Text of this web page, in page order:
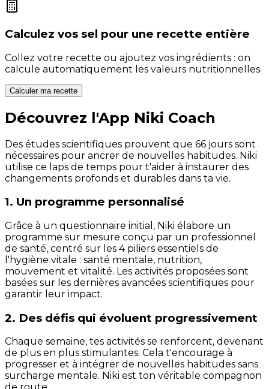
Calculez vos sel pour une recette entière
Collez votre recette ou ajoutez vos ingrédients : on
calcule automatiquement les valeurs nutritionnelles.
Calculer ma recette
Découvrez l'App Niki Coach
Des études scientifiques prouvent que 66 jours sont
nécessaires pour ancrer de nouvelles habitudes. Niki
utilise ce laps de temps pour t'aider à instaurer des
changements profonds et durables dans ta vie.
1. Un programme personnalisé
Grâce à un questionnaire initial, Niki élabore un
programme sur mesure conçu par un professionnel
de santé, centré sur les 4 piliers essentiels de
l'hygiène vitale : santé mentale, nutrition,
mouvement et vitalité. Les activités proposées sont
basées sur les dernières avancées scientifiques pour
garantir leur impact.
2. Des défis qui évoluent progressivement
Chaque semaine, tes activités se renforcent, devenant
de plus en plus stimulantes. Cela t'encourage à
progresser et à intégrer de nouvelles habitudes sans
surcharge mentale. Niki est ton véritable compagnon